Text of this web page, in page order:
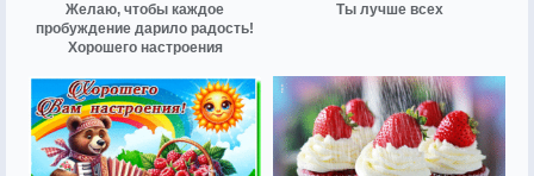
Желаю, чтобы каждое
пробуждение дарило радость!
Хорошего настроения
Ты лучше всех